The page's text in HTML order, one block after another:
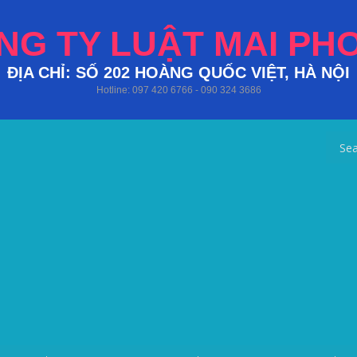
TY LUẬT MAI
ĐỊA CHỈ: SỐ 202 HOÀNG QUỐC VIỆT, HÀ NỘI
Hotline: 097 420 6766 - 090 324 3686